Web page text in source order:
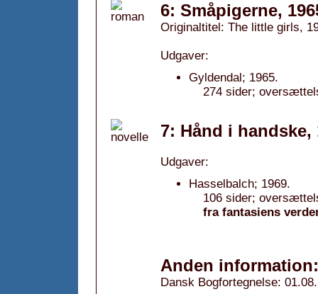
6: Småpigerne,
Originaltitel: The little girls,
Udgaver:
Gyldendal; 1965.
274 sider;
7: Hånd i handske,
Udgaver:
Hasselbalch; 1969.
106 sider;
fra fantasiens
Anden information:
Dansk Bogfortegnelse: